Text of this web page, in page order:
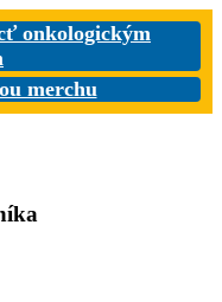
onkologickým
merchu